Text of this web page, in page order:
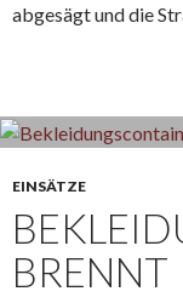
abgesägt und die
EINSÄTZE
BRENNT